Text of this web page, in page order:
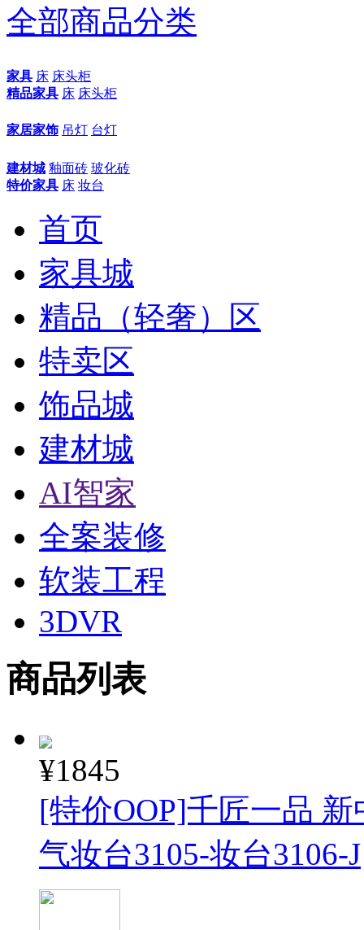
全部商品分类
家具 床 床头柜
精品家具 床 床头柜
家居家饰 吊灯 台灯
建材城 釉面砖 玻化砖
特价家具 床 妆台
首页
家具城
精品（轻奢）区
特卖区
饰品城
建材城
AI智家
全案装修
软装工程
3DVR
商品列表
¥1845
[特价OOP]千匠一品
气妆台3105-妆台3106-J